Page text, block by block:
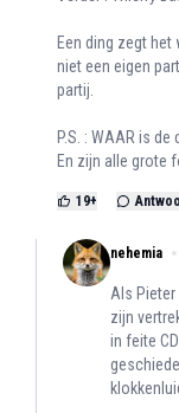
Een ding zegt
niet een eigen
partij.
P.S. : WAAR is
En zijn alle grote
19+
nehemia
Als Pieter
zijn
in feite